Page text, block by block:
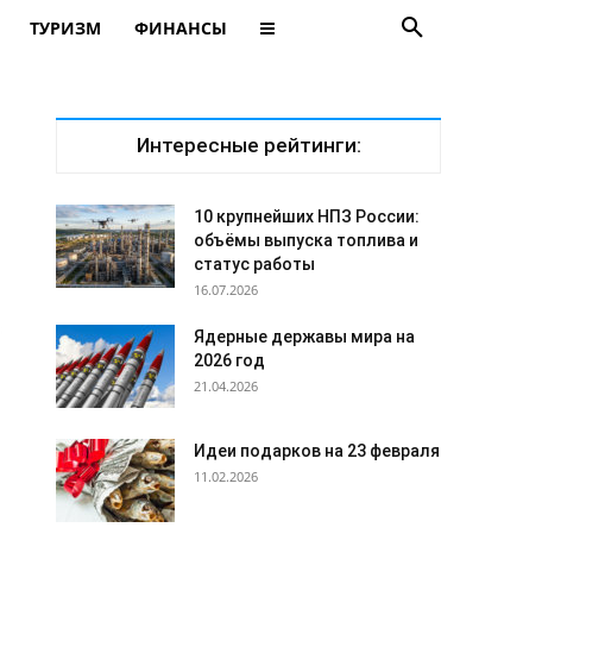
ТУРИЗМ ФИНАНСЫ
Интересные рейтинги:
10 крупнейших НПЗ России:
объёмы выпуска топлива и
статус работы
16.07.2026
Ядерные державы мира на
2026 год
21.04.2026
Идеи подарков на 23 февраля
11.02.2026